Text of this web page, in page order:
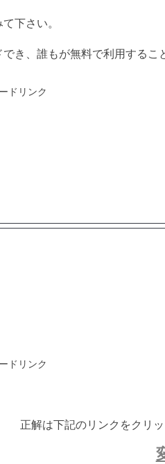
下さい。
き、誰もが無料で利用するこ
ドリンク
ドリンク
正解は下記のリンクをクリ